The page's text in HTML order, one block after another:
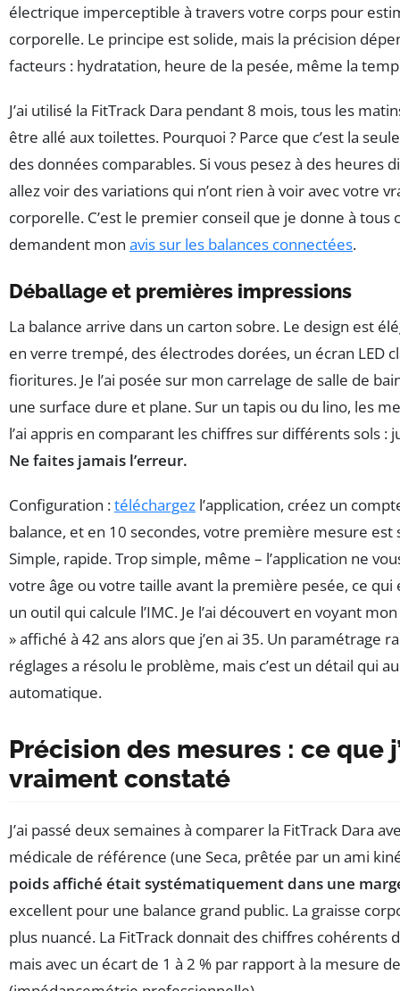
électrique imperceptible à travers votre corps pour
corporelle. Le principe est solide, mais la précision
facteurs : hydratation, heure de la pesée, même la
J’ai utilisé la FitTrack Dara pendant 8 mois, tous les
être allé aux toilettes. Pourquoi ? Parce que c’est la
des données comparables. Si vous pesez à des heures
allez voir des variations qui n’ont rien à voir avec votre
corporelle. C’est le premier conseil que je donne à tous
demandent mon avis sur les balances connectées.
Déballage et premières impressions
La balance arrive dans un carton sobre. Le design est
en verre trempé, des électrodes dorées, un écran LED
fioritures. Je l’ai posée sur mon carrelage de salle de
une surface dure et plane. Sur un tapis ou du lino, les
l’ai appris en comparant les chiffres sur différents sols :
Ne faites jamais l’erreur.
Configuration :téléchargez l’application, créez un
balance, et en 10 secondes, votre première mesure est
Simple, rapide. Trop simple, même – l’application ne
votre âge ou votre taille avant la première pesée, ce
un outil qui calcule l’IMC. Je l’ai découvert en voyant
» affiché à 42 ans alors que j’en ai 35. Un paramétrage
réglages a résolu le problème, mais c’est un détail qui
automatique.
Précision des mesures : ce que
vraiment constaté
J’ai passé deux semaines à comparer la FitTrack Dara
médicale de référence (une Seca, prêtée par un ami
poids affiché était systématiquement dans une
excellent pour une balance grand public. La graisse
plus nuancé. La FitTrack donnait des chiffres cohérents
mais avec un écart de 1 à 2 % par rapport à la mesure